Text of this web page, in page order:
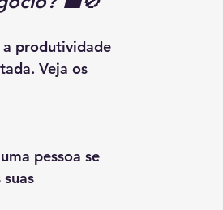
a produtividade
Veja os
pessoa se